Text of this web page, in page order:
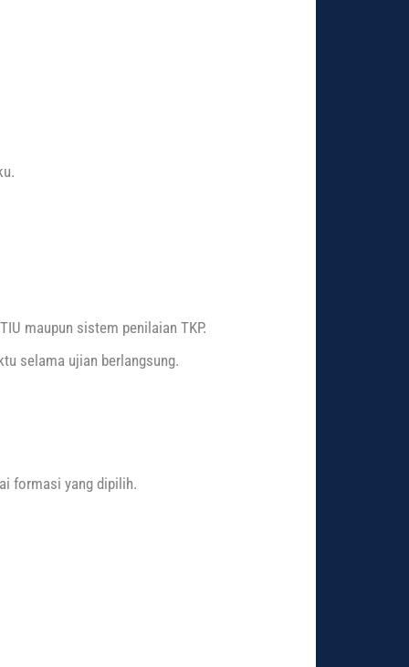
maupun sistem penilaian TKP.
selama ujian berlangsung.
formasi yang dipilih.